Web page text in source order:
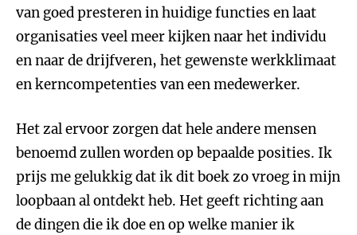
van goed presteren in huidige functies en laat
organisaties veel meer kijken naar het individu
en naar de drijfveren, het gewenste werkklimaat
en kerncompetenties van een medewerker.
Het zal ervoor zorgen dat hele andere mensen
benoemd zullen worden op bepaalde posities. Ik
prijs me gelukkig dat ik dit boek zo vroeg in mijn
loopbaan al ontdekt heb. Het geeft richting aan
de dingen die ik doe en op welke manier ik